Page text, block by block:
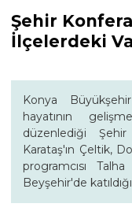
Şehir
İlçelerdeki
Konya
hayatının
düzenlediği Şehir
Karataş'ın Çeltik,
programcısı
Beyşehir'de